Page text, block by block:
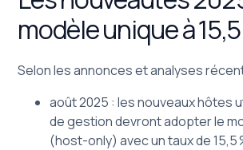
modèle unique à
Selon les annonces et analyses
août 2025 : les nouveaux hôtes
de gestion devront adopter le
(host-only) avec un taux de